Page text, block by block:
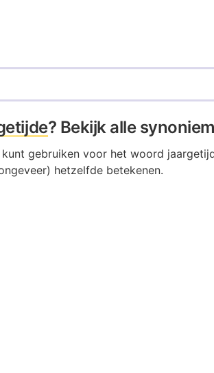
? Bekijk alle
gebruiken voor het woord
hetzelfde betekenen.